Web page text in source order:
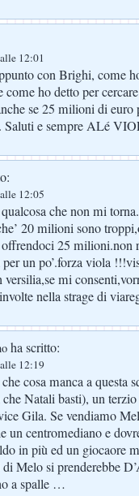
12:01
con Brighi, come
come ho detto per
se 25 milioni di
Saluti e sempre ALé
12:05
qualcosa che non mi
20 milioni sono
25 milioni.non
un po’.forza viola
mi
nella strage di
ha scritto:
12:19
cosa manca a questa
Natali basti), un terzio
Gila. Se vendiamo
un centromediano e
in più ed un giocaore
Melo si prenderebbe
a spalle …